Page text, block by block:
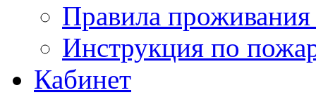
Правила
Инструкция по
Кабинет